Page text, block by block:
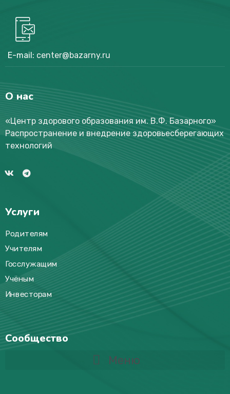
E-mail: center@bazarny.ru
О нас
«Центр здорового образования им. В.Ф. Базарного»
Распространение и внедрение здоровьесберегающих
технологий
Услуги
Родителям
Учителям
Госслужащим
Учёным
Инвесторам
Сообщество
Меню